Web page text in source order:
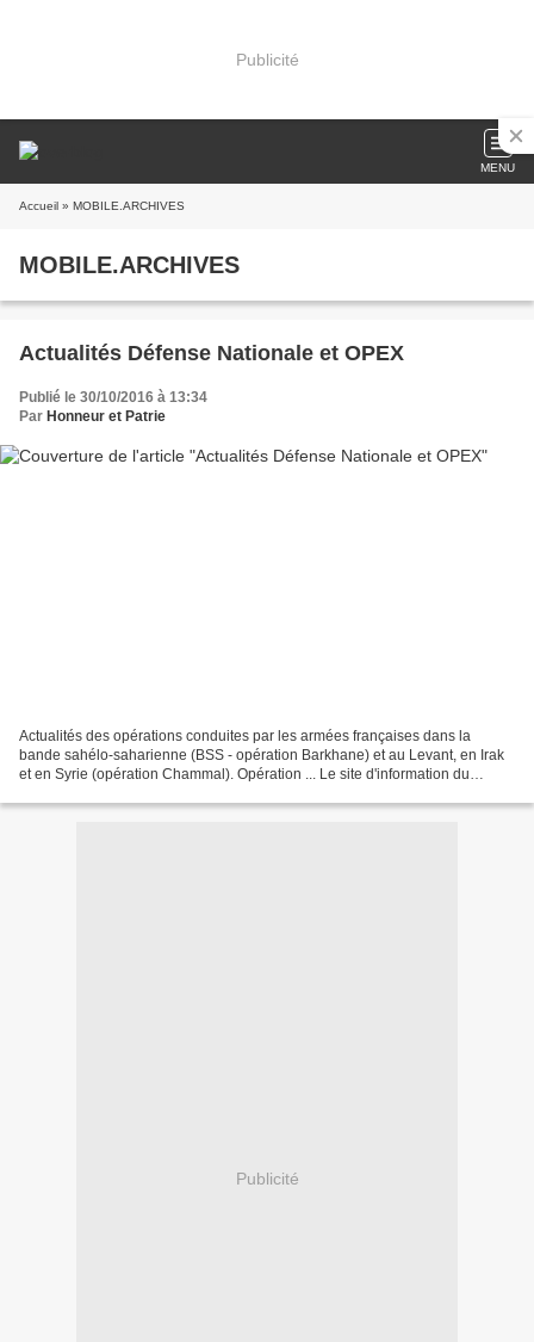
Publicité
MENU
Accueil » MOBILE.ARCHIVES
MOBILE.ARCHIVES
Actualités Défense Nationale et OPEX
Publié le 30/10/2016 à 13:34
Par Honneur et Patrie
Actualités des opérations conduites par les armées françaises dans la
bande sahélo-saharienne (BSS - opération Barkhane) et au Levant, en Irak
et en Syrie (opération Chammal). Opération ... Le site d'information du
Publicité